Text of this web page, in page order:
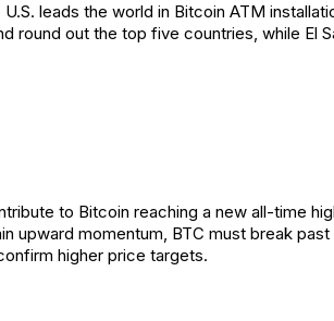
leads the world in Bitcoin ATM
round out the top five countries, while El
to Bitcoin reaching a new all-time
upward momentum, BTC must break
higher price targets.